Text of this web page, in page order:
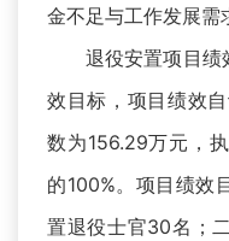
金不足与工作发展需
退役安置项目绩
效目标，项目绩效
数为156.29万元，
的100%。项目绩效
置退役士官30名；